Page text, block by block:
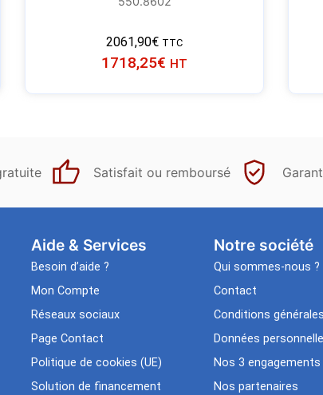
2061,90€ TTC
1718,25€ HT
Satisfait ou remboursé
Aide & Services​
Besoin d’aide ?
Mon Compte
Réseaux sociaux
Page Contact
Politique de cookies (UE)
Solution de financement
Notre société
Qui sommes-nous ?
Contact
Conditions
Données
Nos 3 engagements
Nos partenaires